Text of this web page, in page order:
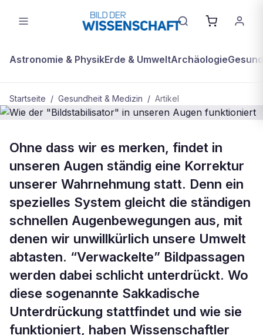
Astronomie & PhysikErde & UmweltArchäologie
Startseite / Gesundheit & Medizin / Artikel
Wie der "Bildstabilisator" in unseren
Augen funktioniert
Ohne dass wir es merken, findet in
unseren Augen ständig eine Korrektur
unserer Wahrnehmung statt. Denn ein
spezielles System gleicht die ständigen
schnellen Augenbewegungen aus, mit
denen wir unwillkürlich unsere Umwelt
abtasten. “Verwackelte” Bildpassagen
werden dabei schlicht unterdrückt. Wo
diese sogenannte Sakkadische
Unterdrückung stattfindet und wie sie
funktioniert, haben Wissenschaftler